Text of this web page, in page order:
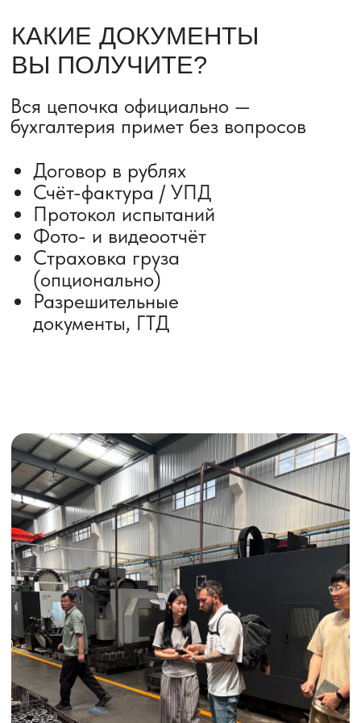
ВЫКУП ТОВАРОВ ИЗ КИТАЯ
Выкуп от 1 000 000 ₽
Выкуп с Alibaba
ИНДИВИДУАЛЬНЫЕ УСЛУГИ
Выгодные условия
Сертификация грузов
Консолидация грузов
Сопровождение грузов
Таможенное оформление
Страхование груза
Временное хранение
Организация производства
Проверка качества товара
Оплата и переговоры
с поставщиком
Инспекция поставщика
Получить консультацию
Сроки от 5 дней
Авиадоставка
Сборный груз
Железнодорожные перевозки
Автогрузоперевозки
Контейнерные перевозки
Доставка образцов
Получить консультацию